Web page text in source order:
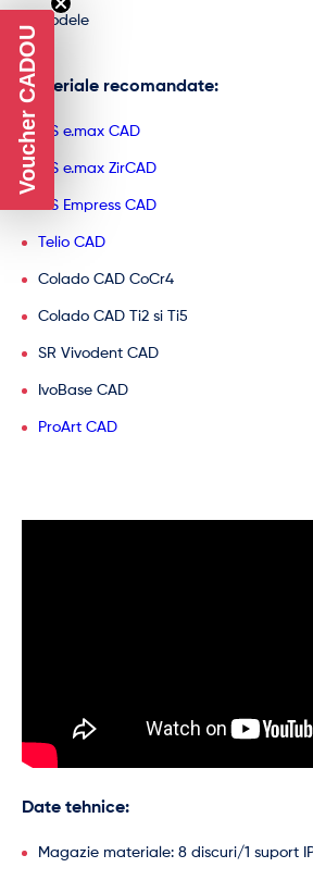
Modele
Materiale recomandate:
IPS e.max CAD
IPS e.max ZirCAD
IPS Empress CAD
Telio CAD
Colado CAD CoCr4
Colado CAD Ti2 si Ti5
SR Vivodent CAD
IvoBase CAD
ProArt CAD
Date tehnice:
Magazie materiale: 8 discuri/1 suport
Voucher CADOU